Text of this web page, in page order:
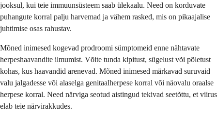
jooksul, kui teie immuunsüsteem saab ülekaalu. Need on korduvate
puhangute korral palju harvemad ja vähem rasked, mis on pikaajalise
juhtimise osas rahustav.
Mõned inimesed kogevad prodroomi sümptomeid enne nähtavate
herpeshaavandite ilmumist. Võite tunda kipitust, sügelust või põletust
kohas, kus haavandid arenevad. Mõned inimesed märkavad suruvaid
valu jalgadesse või alaselga genitaalherpese korral või näovalu oraalse
herpese korral. Need närviga seotud aistingud tekivad seetõttu, et viirus
elab teie närvirakkudes.